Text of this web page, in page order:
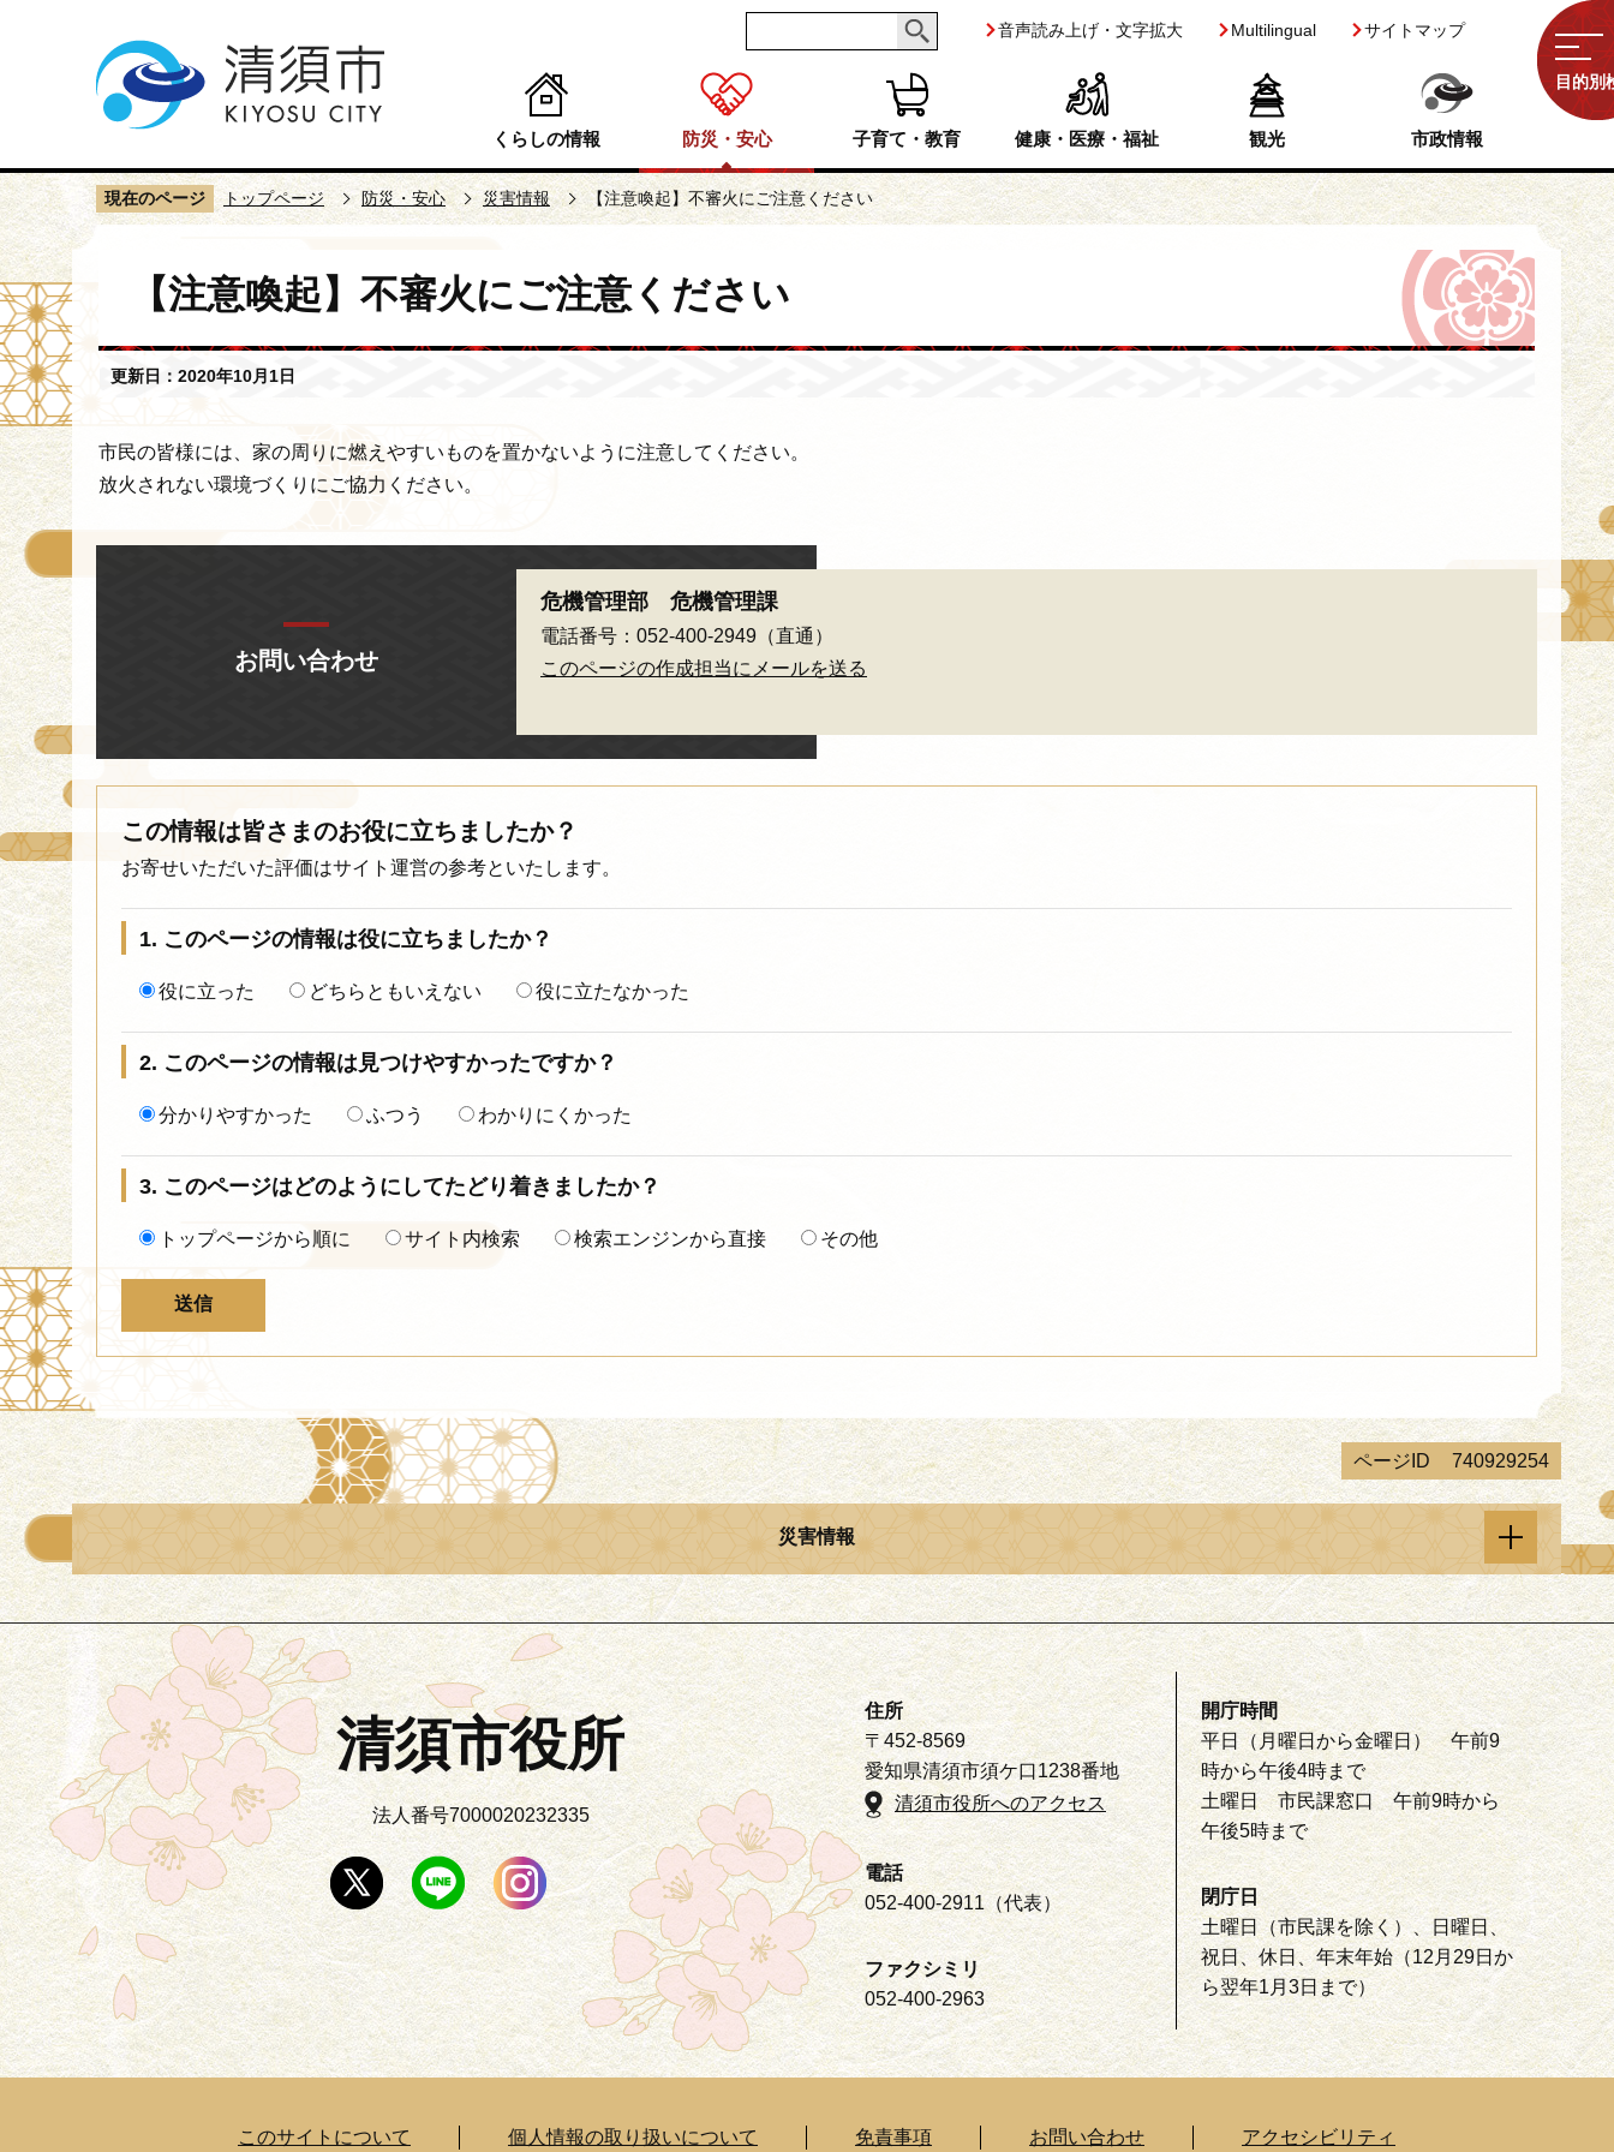
の
先
頭
で
す
音声読み上げ・文字拡大 Multilingual サイトマップ
くらしの情報 防災・安心 子育て・教育 健康・医療・福祉 観光 市政情報
目的別
現在のページ トップページ 防災・安心 災害情報 【注意喚起】不審火にご注意ください
【注意喚起】不審火にご注意ください
更新日：2020年10月1日
市民の皆様には、家の周りに燃えやすいものを置かないように注意してください。
放火されない環境づくりにご協力ください。
お問い合わせ
危機管理部 危機管理課
電話番号：052-400-2949（直通）
このページの作成担当にメールを送る
この情報は皆さまのお役に立ちましたか？
お寄せいただいた評価はサイト運営の参考といたします。
1. このページの情報は役に立ちましたか？
役に立った どちらともいえない 役に立たなかった
2. このページの情報は見つけやすかったですか？
分かりやすかった ふつう わかりにくかった
3. このページはどのようにしてたどり着きましたか？
トップページから順に サイト内検索 検索エンジンから直接 その他
ページID 740929254
災害情報
清須市役所
法人番号7000020232335
住所
〒452-8569
愛知県清須市須ケ口1238番地
清須市役所へのアクセス
電話
052-400-2911（代表）
ファクシミリ
052-400-2963
開庁時間
平日（月曜日から金曜日） 午前9
時から午後4時まで
土曜日 市民課窓口 午前9時から
午後5時まで
閉庁日
土曜日（市民課を除く）、日曜日、
祝日、休日、年末年始（12月29日か
ら翌年1月3日まで）
このサイトについて 個人情報の取り扱いについて 免責事項 お問い合わせ アクセシビリティ